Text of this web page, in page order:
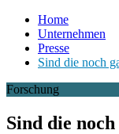
Home
Unternehmen
Presse
Sind die noch
Forschung
Sind die